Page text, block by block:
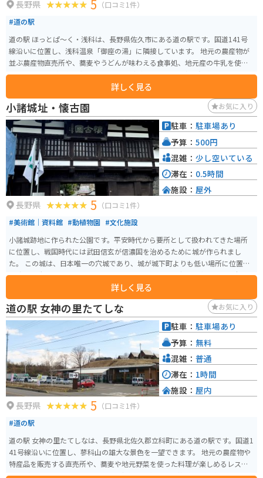
長野県 5 （口コミ1件）
#道の駅
道の駅 ほっとぱ～く・浅科は、長野県佐久市にある道の駅です。国道141号
線沿いに位置し、浅科温泉「御座の湯」に隣接しています。 地元の農産物が
並ぶ農産物直売所や、蕎麦やうどんが味わえる食事処、地元産の牛乳を使っ
たジェラートが人気の軽食コーナーなどがあります。日帰り温泉施設の「御
座の湯」も併設されているので、ツーリングの疲れを癒すのにも最適です。
バイクで訪れる場合、道の駅には広々とした駐車場が完備されているので安
心です。周辺には、美しい田園風景が広がっており、浅間山や八ヶ岳などの
雄大な山々を望むこともできます。 地元の名産品としては、新鮮な高原野菜
や果物が有名です。特に、佐久市はレタスの生産量が日本一で、「佐久のレ
タス」はブランド野菜として知られています。また、りんごやぶどうも人気
です。道の駅の農産物直売所では、地元で採れた新鮮な野菜や果物を購入す
ることができます。
詳しく見る
小諸城址・懐古園 お気に入り
長野県 5 （口コミ1件）
#美術館｜資料館 #動植物園 #文化施設
小諸城跡地に作られた公園です。平安時代から要所として扱われてきた場所
に位置し、戦国時代には武田信玄が信濃国を治めるために城が作られまし
た。 この城は、日本唯一の穴城であり、城が城下町よりも低い場所に位置す
る独特な造りをしています。現在は、近代的な公園に生まれ変わり、日本の
歴史公園100選、日本さくら名所100選、日本100名城にも名を連ねる名所と
なっています。 多くの観光客が訪れるだけでなく、アニメ「あの夏で待って
る」の聖地としても知られており、作中では映画撮影のロケ地として何度も
出てきました。 公園内はとても落ち着いた雰囲気で、ゆったりと散策するこ
とができます。バイクツーリングで訪れ、日本の歴史を感じてみてはいかが
でしょうか。
詳しく見る
駐車： 駐車場あり
予算： 500円
混雑： 少し空いている
滞在： 0.5時間
施設： 屋外
道の駅 女神の里たてしな お気に入り
長野県 5 （口コミ1件）
#道の駅
道の駅 女神の里たてしなは、長野県北佐久郡立科町にある道の駅です。国道1
41号線沿いに位置し、蓼科山の雄大な景色を一望できます。 地元の農産物や
特産品を販売する直売所や、蕎麦や地元野菜を使った料理が楽しめるレスト
ランがあります。特に、高原野菜は新鮮で人気です。蓼科山の湧水を使用した
駐車： 駐車場あり
予算： 無料
混雑： 普通
滞在： 1時間
施設： 屋内